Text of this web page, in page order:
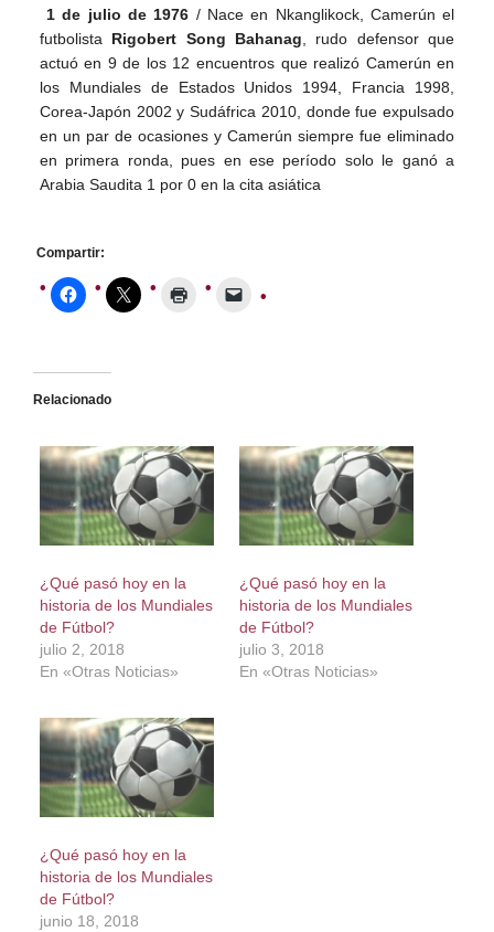
1 de julio de 1976 / Nace en Nkanglikock, Camerún el
futbolista Rigobert Song Bahanag , rudo defensor que
actuó en 9 de los 12 encuentros que realizó Camerún en
los Mundiales de Estados Unidos 1994, Francia 1998,
Corea-Japón 2002 y Sudáfrica 2010, donde fue expulsado
en un par de ocasiones y Camerún siempre fue eliminado
en primera ronda, pues en ese período solo le ganó a
Arabia Saudita 1 por 0 en la cita asiática
Compartir:
Relacionado
¿Qué pasó hoy en la
historia de los Mundiales
de Fútbol?
julio 2, 2018
En «Otras Noticias»
¿Qué pasó hoy en la
historia de los Mundiales
de Fútbol?
julio 3, 2018
En «Otras Noticias»
¿Qué pasó hoy en la
historia de los Mundiales
de Fútbol?
junio 18, 2018